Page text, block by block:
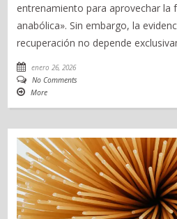
entrenamiento para aprovechar la
anabólica». Sin embargo, la
recuperación no depende
enero 26, 2026
No Comments
More